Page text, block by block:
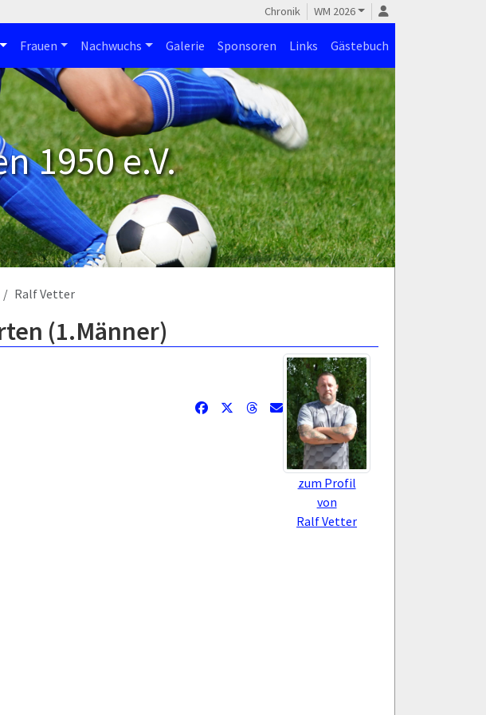
Chronik WM 2026
Frauen Nachwuchs Galerie Sponsoren Links Gästebuch
1950 e.V.
Ralf Vetter
(1.Männer)
zum Profil
von
Ralf Vetter